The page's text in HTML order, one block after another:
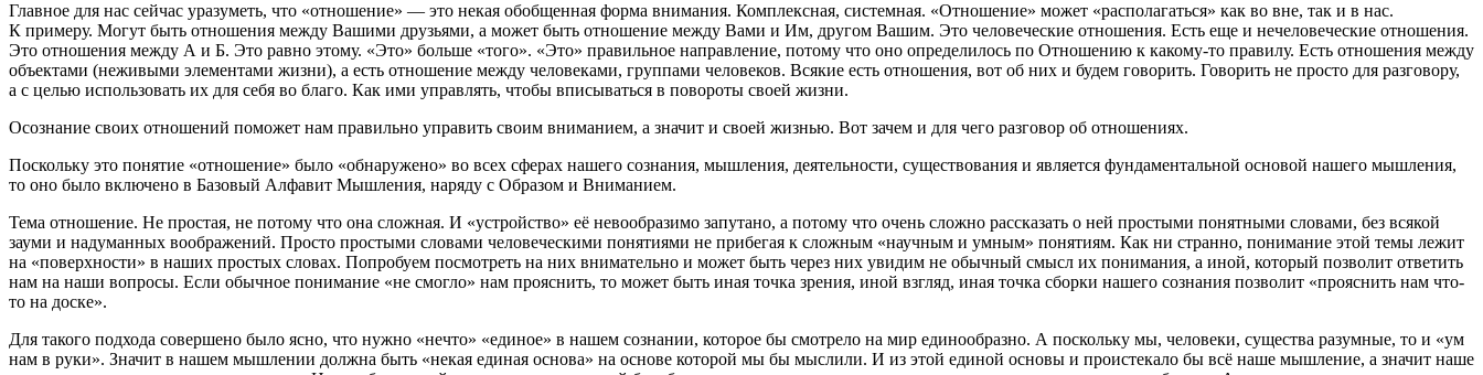
Главное для нас сейчас уразуметь, что «отношение» — это некая обобщенная форма внимания. Комплексная, системная. «Отношение» может «располагаться» как во вне, так и в нас.
К примеру. Могут быть отношения между Вашими друзьями, а может быть отношение между Вами и Им, другом Вашим. Это человеческие отношения. Есть еще и нечеловеческие отношения.
Это отношения между А и Б. Это равно этому. «Это» больше «того». «Это» правильное направление, потому что оно определилось по Отношению к какому-то правилу. Есть отношения между
объектами (неживыми элементами жизни), а есть отношение между человеками, группами человеков. Всякие есть отношения, вот об них и будем говорить. Говорить не просто для разговору,
а с целью использовать их для себя во благо. Как ими управлять, чтобы вписываться в повороты своей жизни.
Осознание своих отношений поможет нам правильно управить своим вниманием, а значит и своей жизнью. Вот зачем и для чего разговор об отношениях.
Поскольку это понятие «отношение» было «обнаружено» во всех сферах нашего сознания, мышления, деятельности, существования и является фундаментальной основой нашего мышления,
то оно было включено в Базовый Алфавит Мышления, наряду с Образом и Вниманием.
Тема отношение. Не простая, не потому что она сложная. И «устройство» её невообразимо запутано, а потому что очень сложно рассказать о ней простыми понятными словами, без всякой
зауми и надуманных воображений. Просто простыми словами человеческими понятиями не прибегая к сложным «научным и умным» понятиям. Как ни странно, понимание этой темы лежит
на «поверхности» в наших простых словах. Попробуем посмотреть на них внимательно и может быть через них увидим не обычный смысл их понимания, а иной, который позволит ответить
нам на наши вопросы. Если обычное понимание «не смогло» нам прояснить, то может быть иная точка зрения, иной взгляд, иная точка сборки нашего сознания позволит «прояснить нам что-
то на доске».
Для такого подхода совершено было ясно, что нужно «нечто» «единое» в нашем сознании, которое бы смотрело на мир единообразно. А поскольку мы, человеки, существа разумные, то и «ум
нам в руки». Значит в нашем мышлении должна быть «некая единая основа» на основе которой мы бы мыслили. И из этой единой основы и проистекало бы всё наше мышление, а значит наше